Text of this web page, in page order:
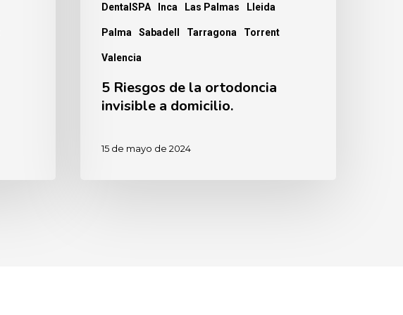
DentalSPA Inca Las Palmas Lleida
Palma Sabadell Tarragona Torrent
Valencia
5 Riesgos de la ortodoncia
invisible a domicilio.
15 de mayo de 2024